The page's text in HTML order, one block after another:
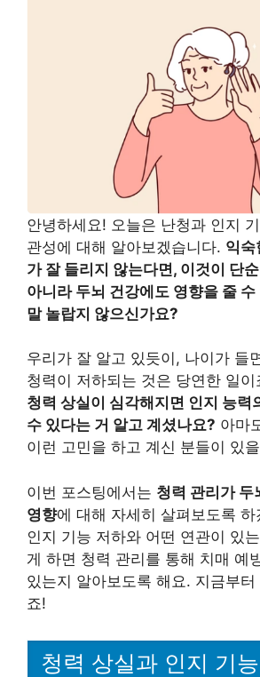
안녕하세요! 오늘은 난청과 인지
관성에 대해 알아보겠습니다. 익숙
가 잘 들리지 않는다면, 이것이 단
아니라 두뇌 건강에도 영향을 줄 수
말 놀랍지 않으신가요?
우리가 잘 알고 있듯이, 나이가 들
청력이 저하되는 것은 당연한 일
청력 상실이 심각해지면 인지 능력
수 있다는 거 알고 계셨나요? 아마
이런 고민을 하고 계신 분들이 있
이번 포스팅에서는 청력 관리가 두
영향에 대해 자세히 살펴보도록 하
인지 기능 저하와 어떤 연관이 있
게 하면 청력 관리를 통해 치매 예
있는지 알아보도록 해요. 지금부터
죠!
청력 상실과 인지 기